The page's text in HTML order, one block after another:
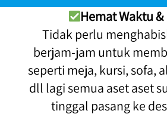
Hemat Waktu &
Tidak perlu
berjam-jam untuk
seperti meja, kursi, sofa,
dll lagi semua aset aset
tinggal pasang ke